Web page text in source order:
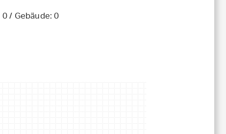
0/ Gebäude:0